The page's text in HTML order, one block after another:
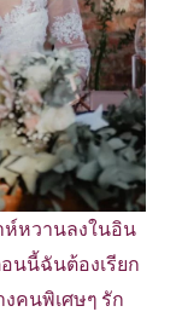
ห์หวานลงในอิน
นนี้ฉันต้องเรียก
คนพิเศษๆ รัก